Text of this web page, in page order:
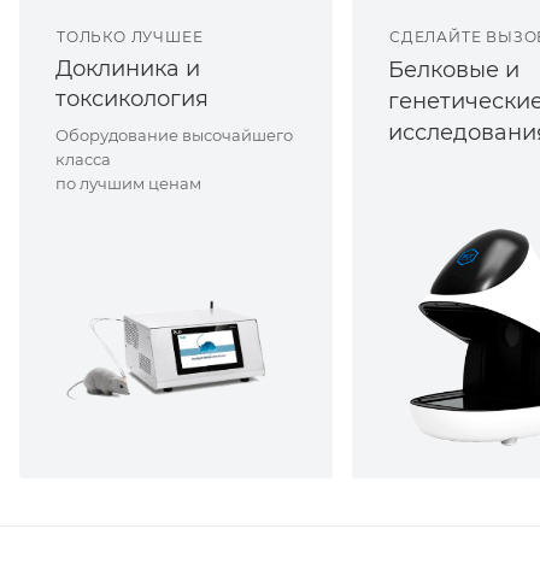
ТОЛЬКО ЛУЧШЕЕ
Доклиника и
токсикология
Оборудование высочайшего
класса
по лучшим ценам
СДЕЛАЙТЕ
Белковые и